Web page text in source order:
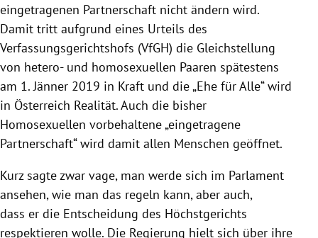
eingetragenen Partnerschaft nicht ändern wird.
Damit tritt aufgrund eines Urteils des
Verfassungsgerichtshofs (VfGH) die Gleichstellung
von hetero- und homosexuellen Paaren spätestens
am 1. Jänner 2019 in Kraft und die „Ehe für Alle“ wird
in Österreich Realität. Auch die bisher
Homosexuellen vorbehaltene „eingetragene
Partnerschaft“ wird damit allen Menschen geöffnet.
Kurz sagte zwar vage, man werde sich im Parlament
ansehen, wie man das regeln kann, aber auch,
dass er die Entscheidung des Höchstgerichts
respektieren wolle. Die Regierung hielt sich über ihre